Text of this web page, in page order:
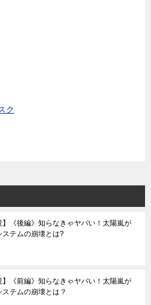
ク
】《後編》知らなきゃヤバい！太陽嵐が
ステムの崩壊とは?
】《前編》知らなきゃヤバい！太陽嵐が
テムの崩壊とは？